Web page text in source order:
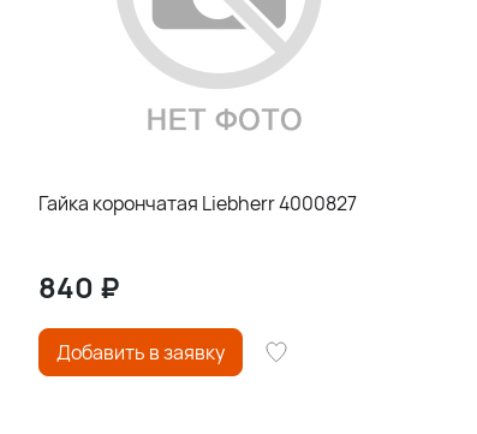
Гайка корончатая Liebherr 4000827
840 ₽
Добавить в заявку